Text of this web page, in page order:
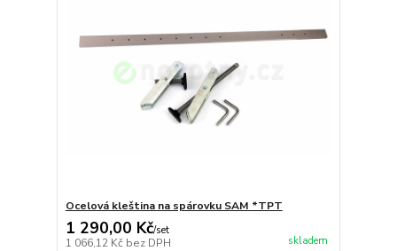
Ocelová kleština na spárovku SAM *TPT
1 290,00 Kč/set
1 066,12 Kč bez DPH skladem